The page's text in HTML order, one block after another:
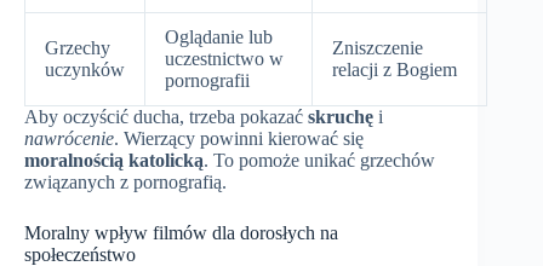
Grzechy
uczynków
Oglądanie lub
uczestnictwo w
pornografii
Zniszczenie
relacji z Bogiem
Aby oczyścić ducha, trzeba pokazać skruchę i
nawrócenie. Wierzący powinni kierować się
moralnością katolicką. To pomoże unikać grzechów
związanych z pornografią.
Moralny wpływ filmów dla dorosłych na
społeczeństwo